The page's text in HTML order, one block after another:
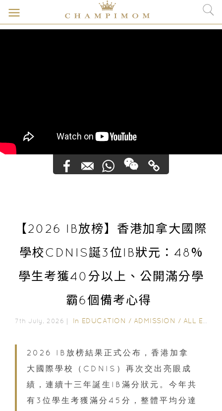
【2026 IB放榜】香港加拿大國際
學校CDNIS誕3位IB狀元：48%
學生考獲40分以上、公開滿分學
霸6個備考心得
7th July, 2026｜ In EDUCATION / ADMISSION / ALL EDUCATION
2026 IB放榜結果正式公布，香港加拿
大國際學校（CDNIS）再次交出亮眼成
績，連續十三年誕生IB滿分狀元。今年共
有3位學生考獲滿分45分，整體平均分達